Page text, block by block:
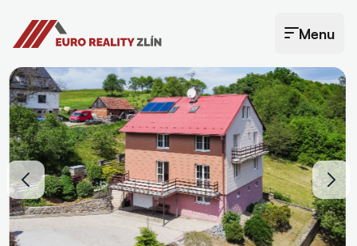
Euro Reality Zlín
Otevřít menu
Menu